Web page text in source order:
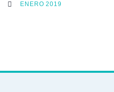
ENERO 2019